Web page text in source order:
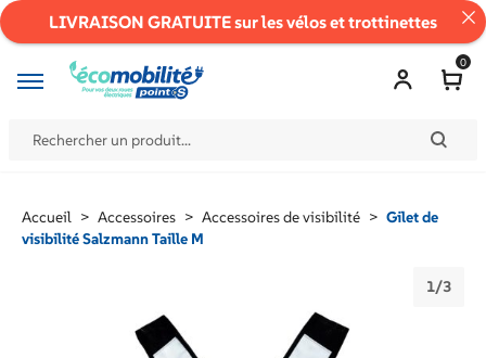
0
Accueil > Accessoires > Accessoires de visibilité > Gilet de
visibilité Salzmann Taille M
1/3
LIVRAISON GRATUITE sur les vélos et trottinettes